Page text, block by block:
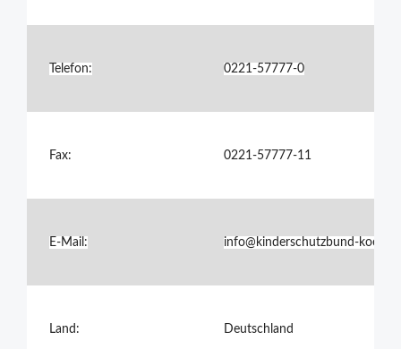
Telefon: 0221-57777-0
Fax: 0221-57777-11
E-Mail: info@kinderschutzbund-
Land: Deutschland